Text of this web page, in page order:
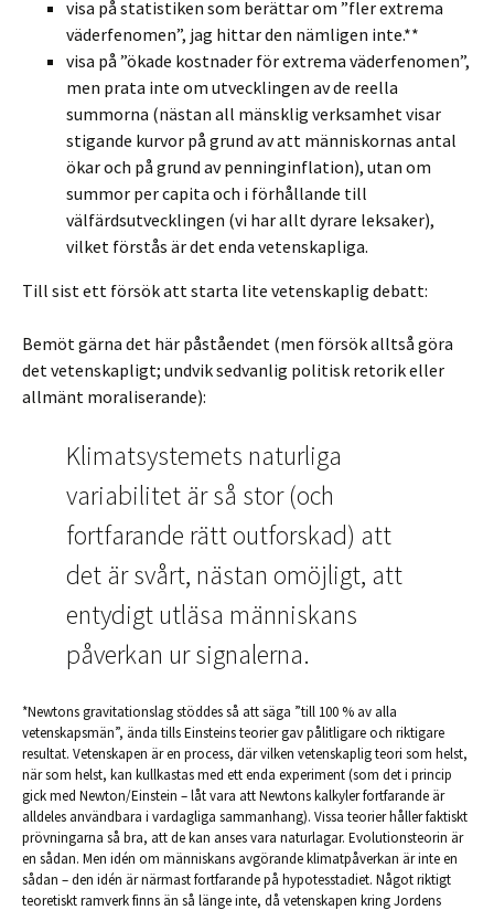
visa på statistiken som berättar om ”fler extrema
väderfenomen”, jag hittar den nämligen inte.**
visa på ”ökade kostnader för extrema väderfenomen”,
men prata inte om utvecklingen av de reella
summorna (nästan all mänsklig verksamhet visar
stigande kurvor på grund av att människornas antal
ökar och på grund av penninginflation), utan om
summor per capita och i förhållande till
välfärdsutvecklingen (vi har allt dyrare leksaker),
vilket förstås är det enda vetenskapliga.
Till sist ett försök att starta lite vetenskaplig debatt:
Bemöt gärna det här påståendet (men försök alltså göra
det vetenskapligt; undvik sedvanlig politisk retorik eller
allmänt moraliserande):
Klimatsystemets naturliga
variabilitet är så stor (och
fortfarande rätt outforskad) att
det är svårt, nästan omöjligt, att
entydigt utläsa människans
påverkan ur signalerna.
*Newtons gravitationslag stöddes så att säga ”till 100 % av alla
vetenskapsmän”, ända tills Einsteins teorier gav pålitligare och riktigare
resultat. Vetenskapen är en process, där vilken vetenskaplig teori som helst,
när som helst, kan kullkastas med ett enda experiment (som det i princip
gick med Newton/Einstein – låt vara att Newtons kalkyler fortfarande är
alldeles användbara i vardagliga sammanhang). Vissa teorier håller faktiskt
prövningarna så bra, att de kan anses vara naturlagar. Evolutionsteorin är
en sådan. Men idén om människans avgörande klimatpåverkan är inte en
sådan – den idén är närmast fortfarande på hypotesstadiet. Något riktigt
teoretiskt ramverk finns än så länge inte, då vetenskapen kring Jordens